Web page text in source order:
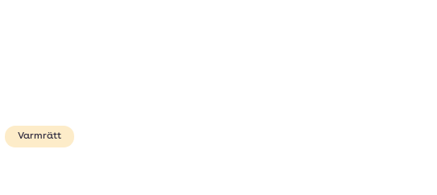
Varmrätt